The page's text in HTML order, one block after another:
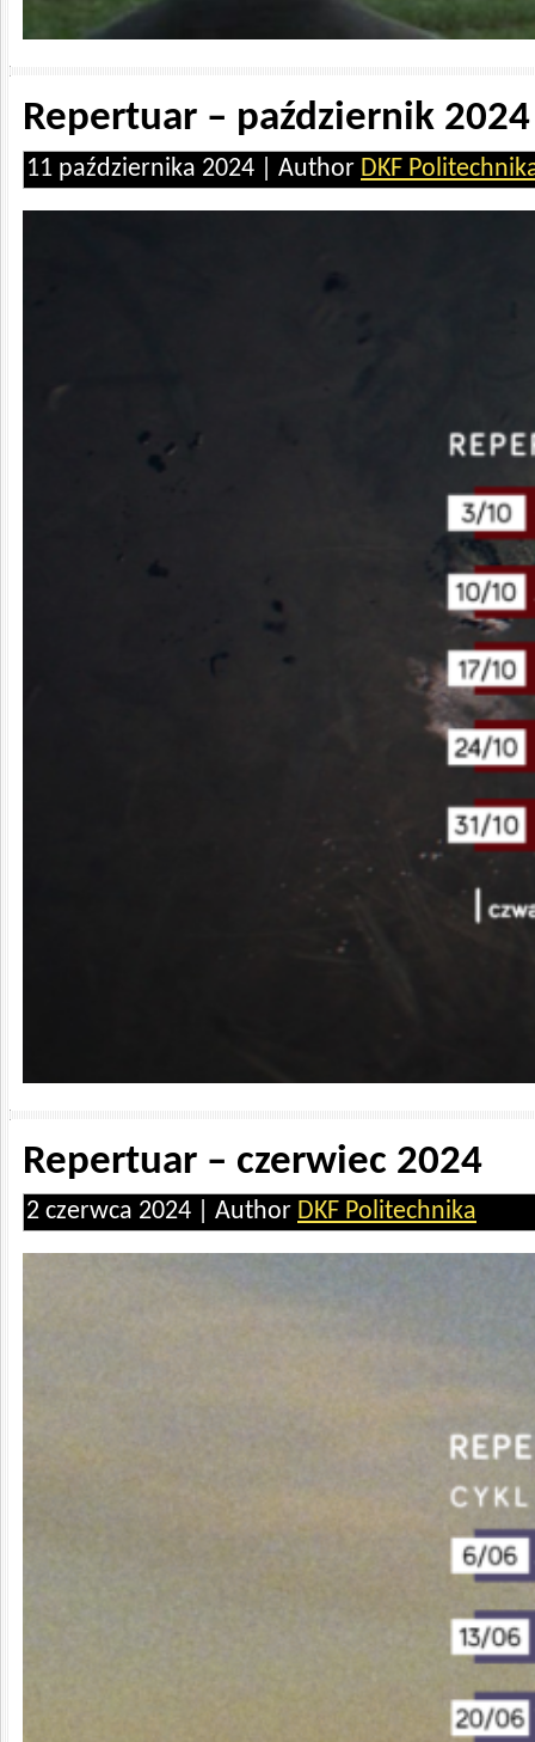
Repertuar – październik 2024
11 października 2024 | Author DKF
Repertuar – czerwiec 2024
2 czerwca 2024 | Author DKF Politechnika